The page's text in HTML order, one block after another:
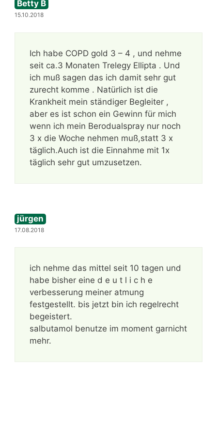
Betty B
15.10.2018
Ich habe COPD gold 3 – 4 , und nehme
seit ca.3 Monaten Trelegy Ellipta . Und
ich muß sagen das ich damit sehr gut
zurecht komme . Natürlich ist die
Krankheit mein ständiger Begleiter ,
aber es ist schon ein Gewinn für mich
wenn ich mein Berodualspray nur noch
3 x die Woche nehmen muß,statt 3 x
täglich.Auch ist die Einnahme mit 1x
täglich sehr gut umzusetzen.
jürgen
17.08.2018
ich nehme das mittel seit 10 tagen und
habe bisher eine d e u t l i c h e
verbesserung meiner atmung
festgestellt. bis jetzt bin ich regelrecht
begeistert.
salbutamol benutze im moment garnicht
mehr.